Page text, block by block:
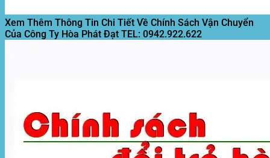
Xem Thêm Thông Tin Chi Tiết Về Chính Sách Vận Chuyển
Của Công Ty Hòa Phát Đạt TEL: 0942.922.622